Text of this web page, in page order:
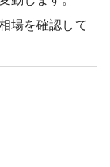
場を確認して